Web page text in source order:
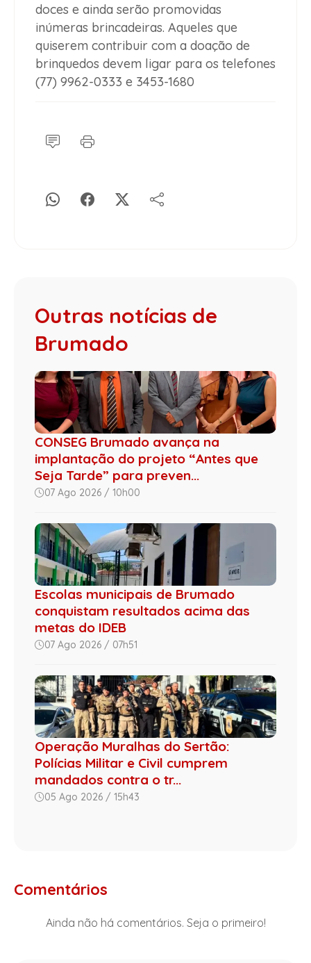
doces e ainda serão promovidas
inúmeras brincadeiras. Aqueles que
quiserem contribuir com a doação de
brinquedos devem ligar para os telefones
(77) 9962-0333 e 3453-1680
Outras notícias de
Brumado
CONSEG Brumado avança na
implantação do projeto “Antes que
Seja Tarde” para preven...
07 Ago 2026 / 10h00
Escolas municipais de Brumado
conquistam resultados acima das
metas do IDEB
07 Ago 2026 / 07h51
Operação Muralhas do Sertão:
Polícias Militar e Civil cumprem
mandados contra o tr...
05 Ago 2026 / 15h43
Comentários
Ainda não há comentários. Seja o primeiro!